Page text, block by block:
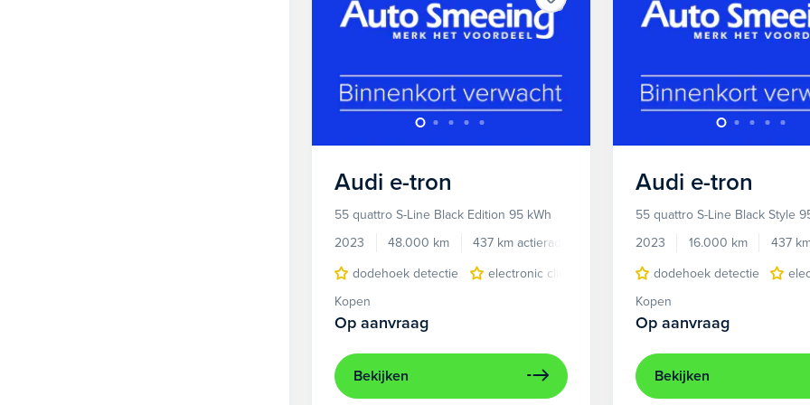
Audi e-tron
55 quattro S-Line Black Edition 95 kWh
2023
48.000 km 437 km actieradius
Elektrisch
dodehoek detectie
electronic climate controle elektrisch glazen
Kopen
Op aanvraag
Bekijken
Audi e-tron
55 quattro S-Line Black Style
2023
16.000 km 437
dodehoek detectie
Kopen
Op aanvraag
Bekijken